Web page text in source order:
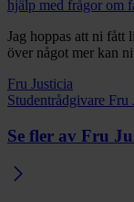
hjälp med frågor om
Jag hoppas att ni
över något mer kan
Fru Justicia
Studentrådgivare Fru
Se fler av Fru